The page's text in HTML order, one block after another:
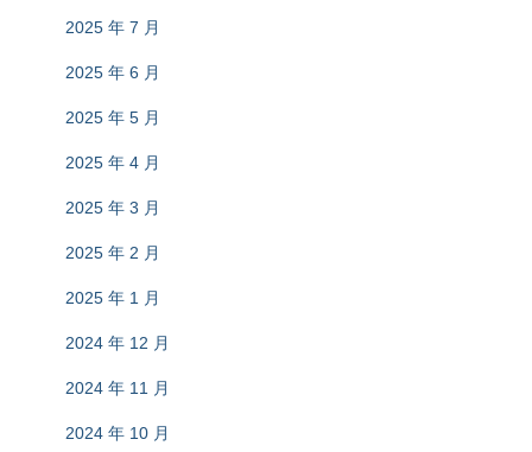
2025 年 7 月
2025 年 6 月
2025 年 5 月
2025 年 4 月
2025 年 3 月
2025 年 2 月
2025 年 1 月
2024 年 12 月
2024 年 11 月
2024 年 10 月